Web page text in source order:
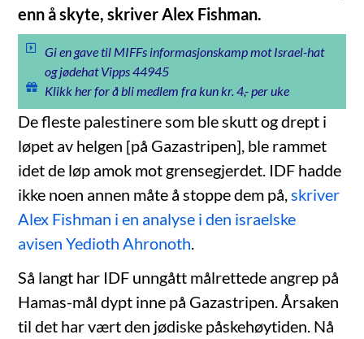
enn å skyte, skriver Alex Fishman.
Gi en gave til MIFFs informasjonskamp mot Israel-hat
og jødehat Vipps 44945
Klikk her for å bli medlem fra kun kr. 4,- per uke
De fleste palestinere som ble skutt og drept i
løpet av helgen [på Gazastripen], ble rammet
idet de løp amok mot grensegjerdet. IDF hadde
ikke noen annen måte å stoppe dem på,skriver
Alex Fishman i en analyse i den israelske
avisen Yedioth Ahronoth.
Så langt har IDF unngått målrettede angrep på
Hamas-mål dypt inne på Gazastripen. Årsaken
til det har vært den jødiske påskehøytiden. Nå